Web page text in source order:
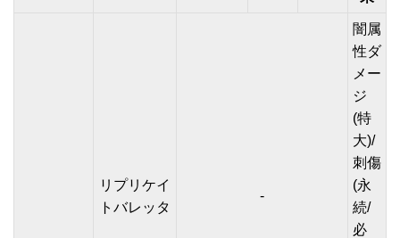
リプリケイ
トバレッタ
-
闇属
性ダ
メー
ジ
(特
大)/
刺傷
(永
続/
必